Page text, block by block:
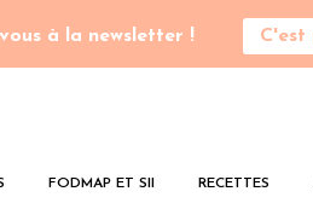
vous à la newsletter ! C'est
FODMAP ET SII RECETTES